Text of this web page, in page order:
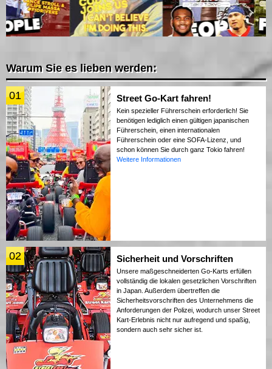
Warum Sie es lieben werden:
01 Street Go-Kart fahren!
Kein spezieller Führerschein erforderlich! Sie
benötigen lediglich einen gültigen japanischen
Führerschein, einen internationalen
Führerschein oder eine SOFA-Lizenz, und
schon können Sie durch ganz Tokio fahren!
Weitere Informationen
02 Sicherheit und Vorschriften
Unsere maßgeschneiderten Go-Karts erfüllen
vollständig die lokalen gesetzlichen Vorschriften
in Japan. Außerdem übertreffen die
Sicherheitsvorschriften des Unternehmens die
Anforderungen der Polizei, wodurch unser Street
Kart-Erlebnis nicht nur aufregend und spaßig,
sondern auch sehr sicher ist.